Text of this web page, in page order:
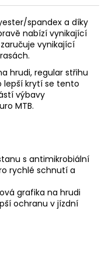
spandex a díky
nabízí vynikající
vynikající
hrudi, regular střihu
lepší krytí se tento
výbavy
MTB.
s antimikrobiální
rychlé schnutí a
grafika na hrudi
ochranu v jízdní